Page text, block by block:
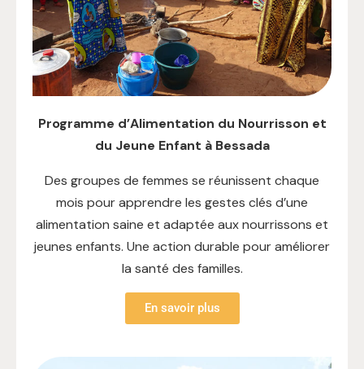
Programme d’Alimentation du Nourrisson et
du Jeune Enfant à Bessada
Des groupes de femmes se réunissent chaque
mois pour apprendre les gestes clés d’une
alimentation saine et adaptée aux nourrissons et
jeunes enfants. Une action durable pour améliorer
la santé des familles.
En savoir plus